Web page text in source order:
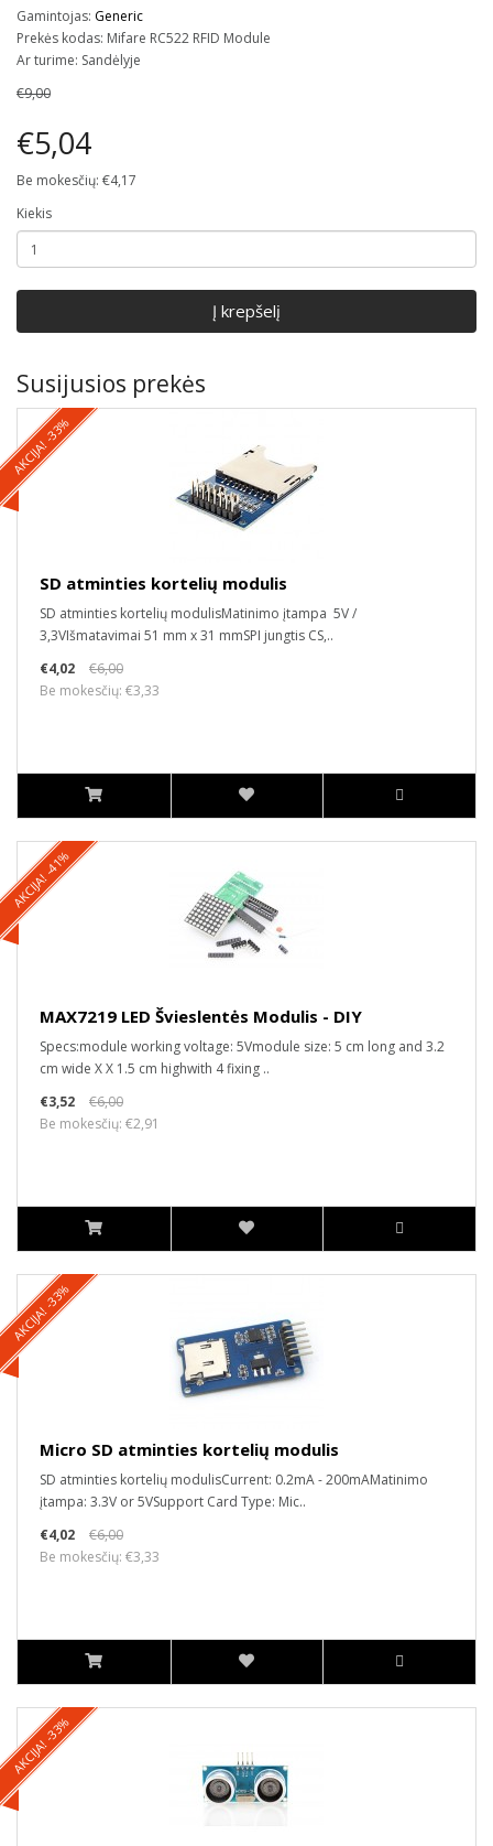
Gamintojas: Generic
Prekės kodas: Mifare RC522 RFID Module
Ar turime: Sandėlyje
€9,00
€5,04
Be mokesčių: €4,17
Kiekis
Į krepšelį
Susijusios prekės
AKCIJA! -33%
SD atminties kortelių modulis
SD atminties kortelių modulisMatinimo įtampa 5V /
3,3VIšmatavimai 51 mm x 31 mmSPI jungtis CS,..
€4,02
€6,00
Be mokesčių: €3,33
AKCIJA! -41%
MAX7219 LED Švieslentės Modulis - DIY
Specs:module working voltage: 5Vmodule size: 5 cm long and 3.2
cm wide X X 1.5 cm highwith 4 fixing ..
€3,52
€6,00
Be mokesčių: €2,91
AKCIJA! -33%
Micro SD atminties kortelių modulis
SD atminties kortelių modulisCurrent: 0.2mA - 200mAMatinimo
įtampa: 3.3V or 5VSupport Card Type: Mic..
€4,02
€6,00
Be mokesčių: €3,33
AKCIJA! -33%